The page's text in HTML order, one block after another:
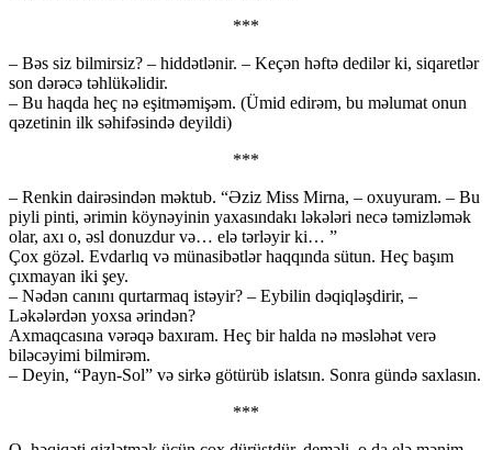
***
– Bəs siz bilmirsiz? – hiddətlənir. – Keçən həftə dedilər ki, siqaretlər
son dərəcə təhlükəlidir.
– Bu haqda heç nə eşitməmişəm. (Ümid edirəm, bu məlumat onun
qəzetinin ilk səhifəsində deyildi)
***
– Renkin dairəsindən məktub. “Əziz Miss Mirna, – oxuyuram. – Bu
piyli pinti, ərimin köynəyinin yaxasındakı ləkələri necə təmizləmək
olar, axı o, əsl donuzdur və… elə tərləyir ki… ”
Çox gözəl. Evdarlıq və münasibətlər haqqında sütun. Heç başım
çıxmayan iki şey.
– Nədən canını qurtarmaq istəyir? – Eybilin dəqiqləşdirir, –
Ləkələrdən yoxsa ərindən?
Axmaqcasına vərəqə baxıram. Heç bir halda nə məsləhət verə
biləcəyimi bilmirəm.
– Deyin, “Payn-Sol” və sirkə götürüb islatsın. Sonra gündə saxlasın.
***